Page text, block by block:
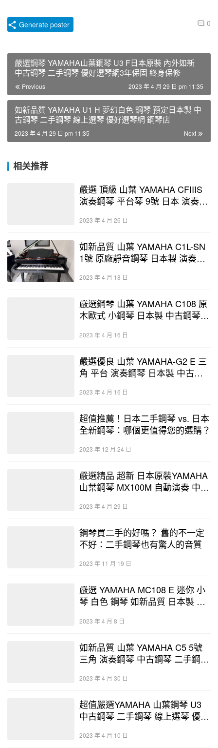
0
Generate poster
嚴選鋼琴 YAMAHA山葉鋼琴 U3 F日本原裝 內外如新
中古鋼琴 二手鋼琴 優好選琴網3年保固 終身保修
Previous 2023 年 4 月 29 日 pm 11:35
如新品質 YAMAHA U1 H 夢幻白色 鋼琴 預定日本製 中
古鋼琴 二手鋼琴 線上選琴 優好選琴網 鋼琴店
Next
2023 年 4 月 29 日 pm 11:35
相关推荐
嚴選 頂級 山葉 YAMAHA CFIIIS
演奏鋼琴 平台琴 9號 日本 演奏廳
2023 年 4 月 26 日
如新品質 山葉 YAMAHA C1L-SN
1號 原廠靜音鋼琴 日本製 演奏鋼
2023 年 4 月 18 日
嚴選鋼琴 山葉 YAMAHA C108 原
木歐式 小鋼琴 日本製 中古鋼琴
2023 年 4 月 16 日
嚴選優良 山葉 YAMAHA-G2 E 三
角 平台 演奏鋼琴 日本製 中古鋼
2023 年 4 月 16 日
超值推薦！日本二手鋼琴 vs. 日本
全新鋼琴：哪個更值得您的選購？
2023 年 12 月 24 日
嚴選精品 超新 日本原裝YAMAHA
山葉鋼琴 MX100M 自動演奏 中古
2023 年 4 月 29 日
鋼琴買二手的好嗎？ 舊的不一定
不好：二手鋼琴也有驚人的音質
2023 年 11 月 19 日
嚴選 YAMAHA MC108 E 迷你 小
琴 白色 鋼琴 如新品質 日本製 中
2023 年 4 月 8 日
如新品質 山葉 YAMAHA C5 5號
三角 演奏鋼琴 中古鋼琴 二手鋼琴
2023 年 4 月 30 日
超值嚴選YAMAHA 山葉鋼琴 U3
中古鋼琴 二手鋼琴 線上選琴 優好
2023 年 4 月 10 日